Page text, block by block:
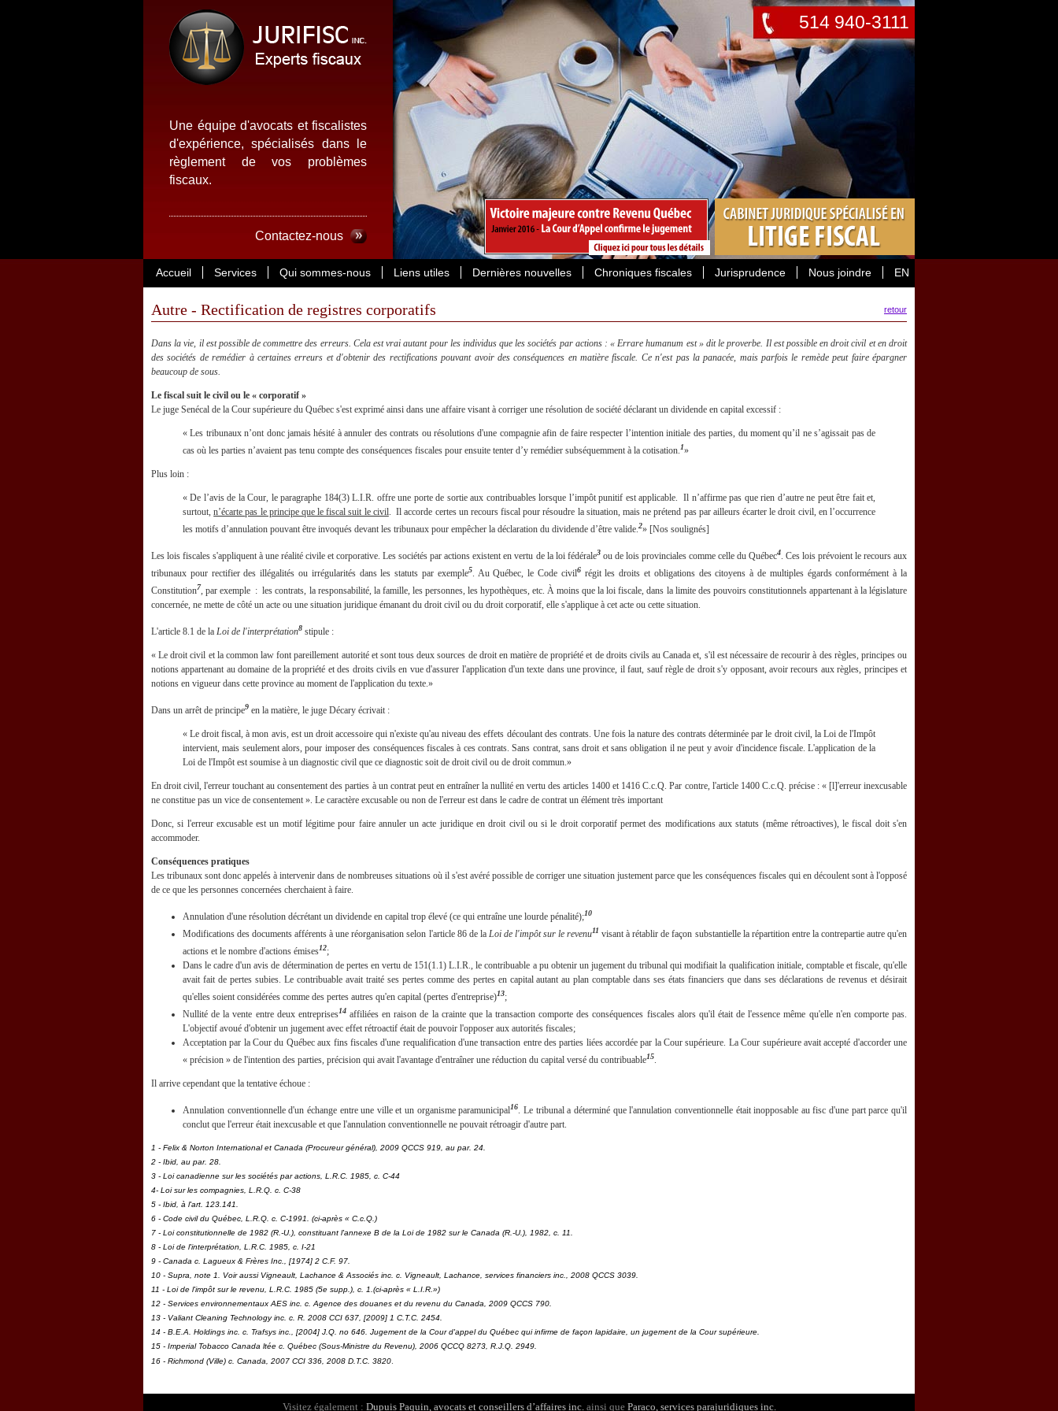
Une équipe d'avocats et fiscalistes
d'expérience, spécialisés dans le
règlement de vos problèmes
fiscaux.
Contactez-nous
514 940-3111
Accueil Services Qui sommes-nous Liens utiles Dernières nouvelles Chroniques fiscales Jurisprudence Nous joindre EN
Autre - Rectification de registres corporatifs retour
Dans la vie, il est possible de commettre des erreurs. Cela est vrai autant pour les individus que les sociétés par actions : « Errare humanum est » dit le proverbe. Il est possible en droit civil et en droit
des sociétés de remédier à certaines erreurs et d'obtenir des rectifications pouvant avoir des conséquences en matière fiscale. Ce n'est pas la panacée, mais parfois le remède peut faire épargner
beaucoup de sous.
Le fiscal suit le civil ou le « corporatif »
Le juge Senécal de la Cour supérieure du Québec s'est exprimé ainsi dans une affaire visant à corriger une résolution de société déclarant un dividende en capital excessif :
« Les tribunaux n’ont donc jamais hésité à annuler des contrats ou résolutions d'une compagnie afin de faire respecter l’intention initiale des parties, du moment qu’il ne s’agissait pas de
cas où les parties n’avaient pas tenu compte des conséquences fiscales pour ensuite tenter d’y remédier subséquemment à la cotisation.1»
Plus loin :
« De l’avis de la Cour, le paragraphe 184(3) L.I.R. offre une porte de sortie aux contribuables lorsque l’impôt punitif est applicable. Il n’affirme pas que rien d’autre ne peut être fait et,
surtout,n’écarte pas le principe que le fiscal suit le civil. Il accorde certes un recours fiscal pour résoudre la situation, mais ne prétend pas par ailleurs écarter le droit civil, en l’occurrence
les motifs d’annulation pouvant être invoqués devant les tribunaux pour empêcher la déclaration du dividende d’être valide.2» [Nos soulignés]
Les lois fiscales s'appliquent à une réalité civile et corporative. Les sociétés par actions existent en vertu de la loi fédérale3ou de lois provinciales comme celle du Québec4. Ces lois prévoient le recours aux
tribunaux pour rectifier des illégalités ou irrégularités dans les statuts par exemple5. Au Québec, le Code civil6régit les droits et obligations des citoyens à de multiples égards conformément à la
Constitution7, par exemple : les contrats, la responsabilité, la famille, les personnes, les hypothèques, etc. À moins que la loi fiscale, dans la limite des pouvoirs constitutionnels appartenant à la législature
concernée, ne mette de côté un acte ou une situation juridique émanant du droit civil ou du droit corporatif, elle s'applique à cet acte ou cette situation.
L'article 8.1 de la Loi de l'interprétation8 stipule :
« Le droit civil et la common law font pareillement autorité et sont tous deux sources de droit en matière de propriété et de droits civils au Canada et, s'il est nécessaire de recourir à des règles, principes ou
notions appartenant au domaine de la propriété et des droits civils en vue d'assurer l'application d'un texte dans une province, il faut, sauf règle de droit s'y opposant, avoir recours aux règles, principes et
notions en vigueur dans cette province au moment de l'application du texte.»
Dans un arrêt de principe9 en la matière, le juge Décary écrivait :
« Le droit fiscal, à mon avis, est un droit accessoire qui n'existe qu'au niveau des effets découlant des contrats. Une fois la nature des contrats déterminée par le droit civil, la Loi de l'Impôt
intervient, mais seulement alors, pour imposer des conséquences fiscales à ces contrats. Sans contrat, sans droit et sans obligation il ne peut y avoir d'incidence fiscale. L'application de la
Loi de l'Impôt est soumise à un diagnostic civil que ce diagnostic soit de droit civil ou de droit commun.»
En droit civil, l'erreur touchant au consentement des parties à un contrat peut en entraîner la nullité en vertu des articles 1400 et 1416 C.c.Q. Par contre, l'article 1400 C.c.Q. précise : « [l]'erreur inexcusable
ne constitue pas un vice de consentement ». Le caractère excusable ou non de l'erreur est dans le cadre de contrat un élément très important
Donc, si l'erreur excusable est un motif légitime pour faire annuler un acte juridique en droit civil ou si le droit corporatif permet des modifications aux statuts (même rétroactives), le fiscal doit s'en
accommoder.
Conséquences pratiques
Les tribunaux sont donc appelés à intervenir dans de nombreuses situations où il s'est avéré possible de corriger une situation justement parce que les conséquences fiscales qui en découlent sont à l'opposé
de ce que les personnes concernées cherchaient à faire.
Annulation d'une résolution décrétant un dividende en capital trop élevé (ce qui entraîne une lourde pénalité);10
Modifications des documents afférents à une réorganisation selon l'article 86 de la Loi de l'impôt sur le revenu11 visant à rétablir de façon substantielle la répartition entre la contrepartie autre qu'en
actions et le nombre d'actions émises12;
Dans le cadre d'un avis de détermination de pertes en vertu de 151(1.1) L.I.R., le contribuable a pu obtenir un jugement du tribunal qui modifiait la qualification initiale, comptable et fiscale, qu'elle
avait fait de pertes subies. Le contribuable avait traité ses pertes comme des pertes en capital autant au plan comptable dans ses états financiers que dans ses déclarations de revenus et désirait
qu'elles soient considérées comme des pertes autres qu'en capital (pertes d'entreprise)13;
Nullité de la vente entre deux entreprises14affiliées en raison de la crainte que la transaction comporte des conséquences fiscales alors qu'il était de l'essence même qu'elle n'en comporte pas.
L'objectif avoué d'obtenir un jugement avec effet rétroactif était de pouvoir l'opposer aux autorités fiscales;
Acceptation par la Cour du Québec aux fins fiscales d'une requalification d'une transaction entre des parties liées accordée par la Cour supérieure. La Cour supérieure avait accepté d'accorder une
« précision » de l'intention des parties, précision qui avait l'avantage d'entraîner une réduction du capital versé du contribuable15.
Il arrive cependant que la tentative échoue :
Annulation conventionnelle d'un échange entre une ville et un organisme paramunicipal16. Le tribunal a déterminé que l'annulation conventionnelle était inopposable au fisc d'une part parce qu'il
conclut que l'erreur était inexcusable et que l'annulation conventionnelle ne pouvait rétroagir d'autre part.
1 - Felix & Norton International et Canada (Procureur général) , 2009 QCCS 919, au par. 24.
2 - Ibid, au par. 28.
3 - Loi canadienne sur les sociétés par actions , L.R.C. 1985, c. C-44
4- Loi sur les compagnies, L.R.Q. c. C-38
5 - Ibid, à l'art. 123.141.
6 - Code civil du Québec , L.R.Q. c. C-1991. (ci-après « C.c.Q.)
7 - Loi constitutionnelle de 1982 (R.-U.), constituant l'annexe B de la Loi de 1982 sur le Canada (R.-U.), 1982, c. 11.
8 - Loi de l'interprétation , L.R.C. 1985, c. I-21
9 - Canada c. Lagueux & Frères Inc., [1974] 2 C.F. 97.
10 - Supra, note 1. Voir aussi Vigneault, Lachance & Associés inc. c. Vigneault, Lachance, services financiers inc ., 2008 QCCS 3039.
11 - Loi de l'impôt sur le revenu , L.R.C. 1985 (5e supp.), c. 1.(ci-après « L.I.R.»)
12 - Services environnementaux AES inc. c. Agence des douanes et du revenu du Canada , 2009 QCCS 790.
13 - Valiant Cleaning Technology inc. c. R . 2008 CCI 637, [2009] 1 C.T.C. 2454.
14 - B.E.A. Holdings inc. c. Trafsys inc ., [2004] J.Q. no 646. Jugement de la Cour d'appel du Québec qui infirme de façon lapidaire, un jugement de la Cour supérieure.
15 - Imperial Tobacco Canada ltée c. Québec (Sous-Ministre du Revenu), 2006 QCCQ 8273, R.J.Q. 2949.
16 - Richmond (Ville) c. Canada , 2007 CCI 336, 2008 D.T.C. 3820.
Visitez également : Dupuis Paquin, avocats et conseillers d’affaires inc.ainsi que Paraco, services parajuridiques inc.